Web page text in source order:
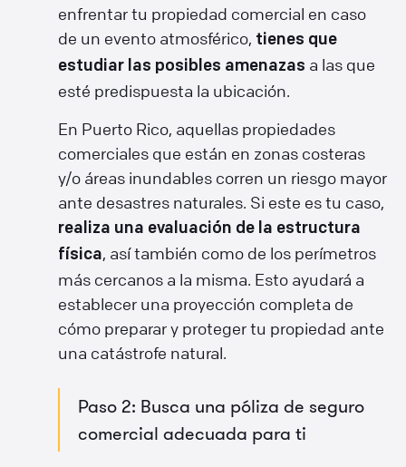
enfrentar tu propiedad comercial en caso
de un evento atmosférico, tienes que
estudiar las posibles amenazas a las que
esté predispuesta la ubicación.
En Puerto Rico, aquellas propiedades
comerciales que están en zonas costeras
y/o áreas inundables corren un riesgo mayor
ante desastres naturales. Si este es tu caso,
realiza una evaluación de la estructura
física, así también como de los perímetros
más cercanos a la misma. Esto ayudará a
establecer una proyección completa de
cómo preparar y proteger tu propiedad ante
una catástrofe natural.
Paso 2: Busca una póliza de seguro
comercial adecuada para ti